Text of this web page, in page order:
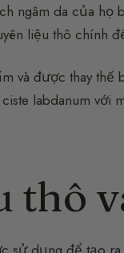
ngâm da của
liệu thô chính
và được thay
labdanum với
thô